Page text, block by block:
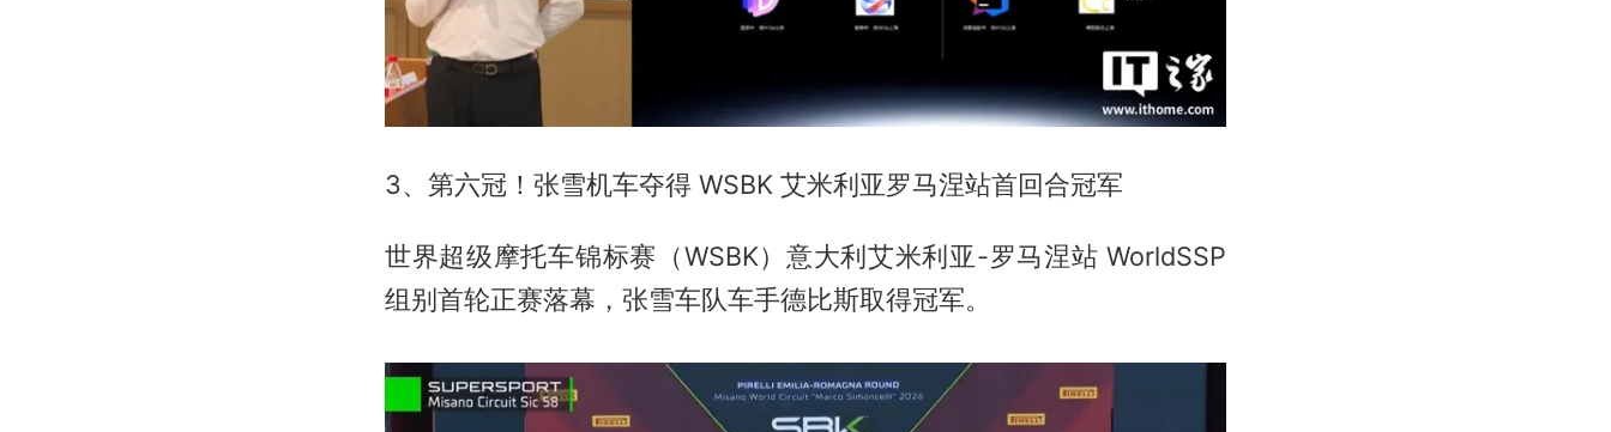
3、第六冠！张雪机车夺得 WSBK 艾米利亚罗马涅站首回合冠军
世界超级摩托车锦标赛（WSBK）意大利艾米利亚-罗马涅站 WorldSSP
组别首轮正赛落幕，张雪车队车手德比斯取得冠军。